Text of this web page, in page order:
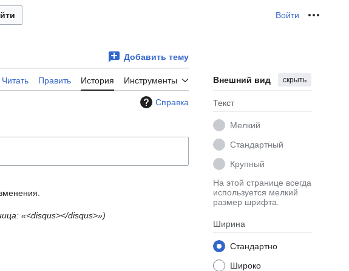
Войти
Добавить тему
Читать Править История Инструменты Внешний вид скрыть
Текст
Мелкий
Стандартный
Крупный
На этой странице всегда
используется мелкий
размер шрифта.
Ширина
Стандартно
Широко
Справка
«<disqus></disqus>»